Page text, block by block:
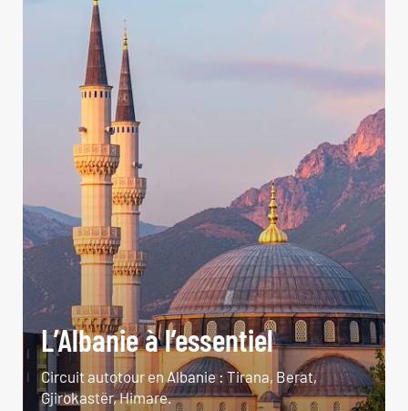
L’Albanie à l’essentiel
Circuit autotour en Albanie : Tirana, Berat,
Gjirokastër, Himare.